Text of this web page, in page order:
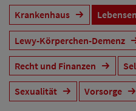
Krankenhaus
Lewy-Körperchen-Demenz
Recht und Finanzen
Sexualität Vorsorge